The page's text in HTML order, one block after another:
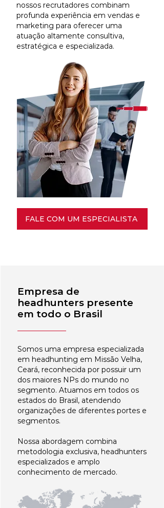
nossos recrutadores combinam
profunda experiência em vendas e
marketing para oferecer uma
atuação altamente consultiva,
estratégica e especializada.
FALE COM UM ESPECIALISTA
Empresa de
headhunters presente
em todo o Brasil
Somos uma empresa especializada
em headhunting em Missão Velha,
Ceará, reconhecida por possuir um
dos maiores NPs do mundo no
segmento. Atuamos em todos os
estados do Brasil, atendendo
organizações de diferentes portes e
segmentos.
Nossa abordagem combina
metodologia exclusiva, headhunters
especializados e amplo
conhecimento de mercado.